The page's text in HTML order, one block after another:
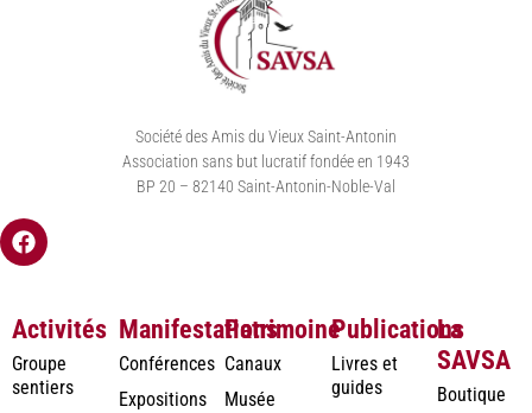
Société des Amis du Vieux Saint-Antonin
Association sans but lucratif fondée en 1943
BP 20 – 82140 Saint-Antonin-Noble-Val
Activités
Groupe
sentiers
Manifestations
Conférences
Expositions
Patrimoine
Canaux
Musée
Publications
Livres et
guides
La
SAVSA
Boutique